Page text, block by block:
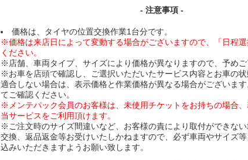
- 注意事項 -
価格は、タイヤの位置交換作業1台分です。
※価格は来店日によって変動する場合がございますので、「日程
ください。
※店舗、車両タイプ、サイズにより価格が異なりますので、予めご
※お車を店頭で確認し、ご選択いただいたサービス内容とお車の
適合しない場合は、表示価格と作業価格が異なる場合がございま
てご確認ください。
※メンテパック会員のお客様は、未使用チケットをお持ちの場合
当サービスをご利用頂けます。
※ご注文時のサイズ間違いなど、お客様の責により取付ができな
交換、返品返金等お受けいたしかねますので、必ず車両やサイズ
込みいただきますようお願い致します。